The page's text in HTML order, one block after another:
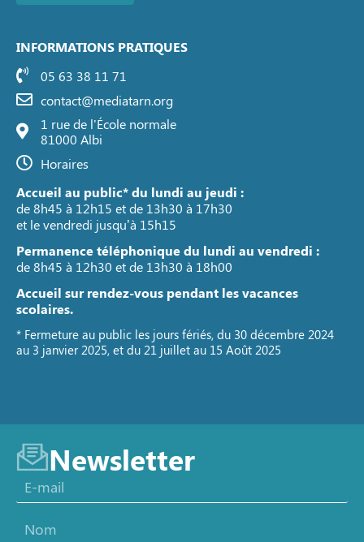
INFORMATIONS PRATIQUES
05 63 38 11 71
contact@mediatarn.org
1 rue de l'École normale
81000 Albi
Horaires
Accueil au public* du lundi au jeudi :
de 8h45 à 12h15 et de 13h30 à 17h30
et le vendredi jusqu’à 15h15
Permanence téléphonique du lundi au vendredi :
de 8h45 à 12h30 et de 13h30 à 18h00
Accueil sur rendez-vous pendant les vacances
scolaires.
* Fermeture au public les jours fériés, du 30 décembre 2024
au 3 janvier 2025, et du 21 juillet au 15 Août 2025
Newsletter